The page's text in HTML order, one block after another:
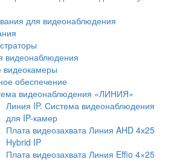
для видеонаблюдения
видеонаблюдения
видеокамеры
обеспечение
видеонаблюдения «ЛИНИЯ»
Линия IP. Система видеонаблюдения
для IP-камер
Плата видеозахвата Линия AHD 4х25
Hybrid IP
Плата видеозахвата Линия Effio 4×25